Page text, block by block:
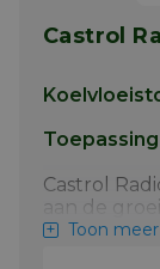
Castrol
Castrol
aan de
Toon meer